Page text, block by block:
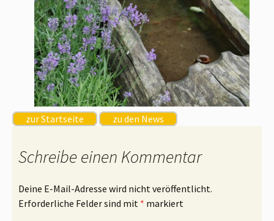
zur Startseite zu den News
Schreibe einen Kommentar
Deine E-Mail-Adresse wird nicht veröffentlicht.
Erforderliche Felder sind mit * markiert